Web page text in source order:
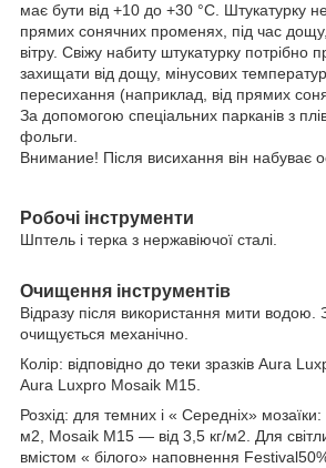
має бути від +10 до +30 °С. Штукатурку
прямих сонячних променях, під час
вітру. Свіжу набиту штукатурку потрібно
захищати від дощу, мінусових
пересихання (наприклад, від прямих
За допомогою спеціальних парканів з
фольги.
Внимание! Після висихання він набуває
Робочі інструменти
Шптель і терка з нержавіючої сталі.
Очищення інструментів
Відразу після використання мити водою.
очищується механічно.
Колір: відповідно до теки зразків Aura
Aura Luxpro Mosaik M15.
Розхід: для темних і « Середніх»
м2, Mosaik M15 — від 3,5 кг/м2. Для
вмістом « білого» наповнення